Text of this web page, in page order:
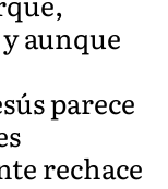
aunque
parece
rechace